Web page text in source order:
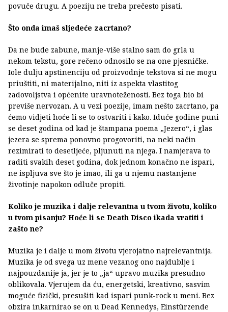
povuče drugu. A poeziju ne treba prečesto pisati.
Što onda imaš sljedeće zacrtano?
Da ne bude zabune, manje-više stalno sam do grla u
nekom tekstu, gore rečeno odnosilo se na one pjesničke.
Iole dulju apstinenciju od proizvodnje tekstova si ne mogu
priuštiti, ni materijalno, niti iz aspekta vlastitog
zadovoljstva i općenite uravnoteženosti. Bez toga bio bi
previše nervozan. A u vezi poezije, imam nešto zacrtano, pa
ćemo vidjeti hoće li se to ostvariti i kako. Iduće godine puni
se deset godina od kad je štampana poema „Jezero“, i glas
jezera se sprema ponovno progovoriti, na neki način
rezimirati to desetljeće, pljunuti na njega. I namjerava to
raditi svakih deset godina, dok jednom konačno ne ispari,
ne ispljuva sve što je imao, ili ga u njemu nastanjene
životinje napokon odluče propiti.
Koliko je muzika i dalje relevantna u tvom životu, koliko
u tvom pisanju? Hoće li se Death Disco ikada vratiti i
zašto ne?
Muzika je i dalje u mom životu vjerojatno najrelevantnija.
Muzika je od svega uz mene vezanog ono najdublje i
najpouzdanije ja, jer je to „ja“ upravo muzika presudno
oblikovala. Vjerujem da ću, energetski, kreativno, sasvim
moguće fizički, presušiti kad ispari punk-rock u meni. Bez
obzira inkarnirao se on u Dead Kennedys, Einstürzende